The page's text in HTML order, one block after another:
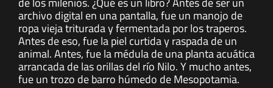
archivo digital en una pantalla, fue un manojo de
ropa vieja triturada y fermentada por los traperos.
Antes de eso, fue la piel curtida y raspada de un
animal. Antes, fue la médula de una planta acuática
arrancada de las orillas del río Nilo. Y mucho antes,
fue un trozo de barro húmedo de Mesopotamia.